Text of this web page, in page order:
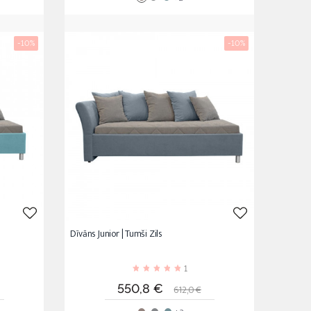
-10%
Dīvāns Junior | Tumši Zils
1
Cena
550,8 €
Standarta
cena
612,0 €
-10%